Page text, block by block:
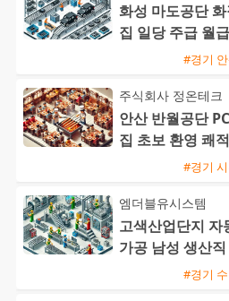
화성 마도공단
집 일당 주급 월
#경기
주식회사 정온테크
안산 반월공단
집 초보 환영 쾌
#경기
엠더블유시스템
고색산업단지 자
가공 남성 생산
#경기